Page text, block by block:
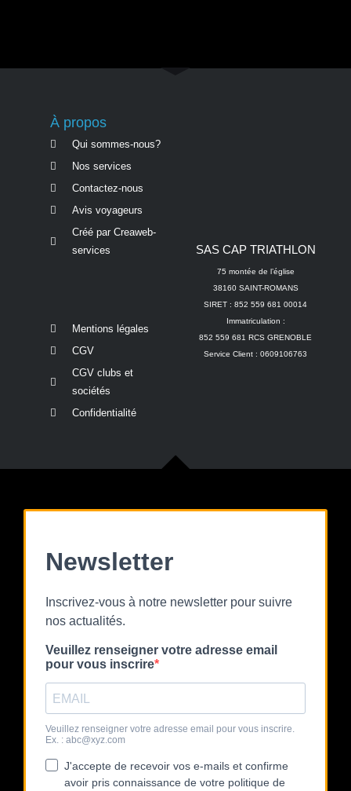
À propos
Qui sommes-nous?
Nos services
Contactez-nous
Avis voyageurs
Créé par Creaweb-
services
Mentions légales
CGV
CGV clubs et
sociétés
Confidentialité
SAS CAP TRIATHLON
75 montée de l’église
38160 SAINT-ROMANS
SIRET : 852 559 681 00014
Immatriculation :
852 559 681 RCS GRENOBLE
Service Client : 0609106763